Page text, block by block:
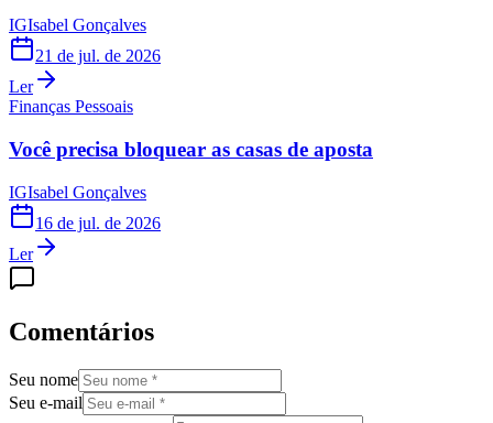
IGIsabel Gonçalves
21 de jul. de 2026
Ler
Finanças Pessoais
Você precisa bloquear as casas de aposta
IGIsabel Gonçalves
16 de jul. de 2026
Ler
Comentários
Seu nome
Seu e-mail